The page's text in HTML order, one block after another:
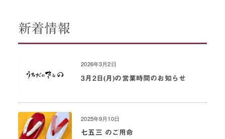
新着情報
2026年3月2日
3月2日(月)の営業時間のお知らせ
2025年9月10日
七五三 のご用命